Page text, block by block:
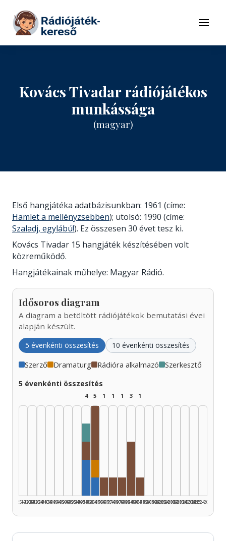
Tovább a tartalomhoz
Menü
Kovács Tivadar rádiójátékos
munkássága
(magyar)
Első hangjátéka adatbázisunkban: 1961 (címe:
Hamlet a mellényzsebben); utolsó: 1990 (címe:
Szaladj, egylábú!). Ez összesen 30 évet tesz ki.
Kovács Tivadar 15 hangjáték készítésében volt
közreműködő.
Hangjátékainak műhelye: Magyar Rádió.
Idősoros diagram
A diagram a betöltött rádiójátékok bemutatási évei
alapján készült.
5 évenkénti összesítés 10 évenkénti összesítés
Szerző Dramaturg Rádióra alkalmazó Szerkesztő
5 évenkénti összesítés
1925–1929
1930–1934
1935–1939
1940–1944
1945–1949
1950–1954
1955–1959
4
1960–1964
5
1965–1969
1
1970–1974
1
1975–1979
1
1980–1984
3
1985–1989
1
1990–1994
1995–1999
2000–2004
2005–2009
2010–2014
2015–2019
2020–2024
2025–2026